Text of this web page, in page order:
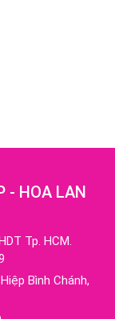
- HOA LAN
Tp. HCM.
Bình Chánh,